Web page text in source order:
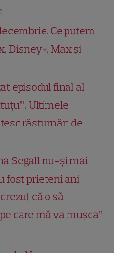
Ce putem
Disney+, Max și
episodul final al
Ultimele
răsturnări de
Segall nu-și mai
fost prieteni ani
că o să
care mă va mușca”